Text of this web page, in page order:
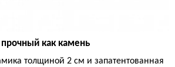
прочный как камень
толщиной 2 см и запатентованная